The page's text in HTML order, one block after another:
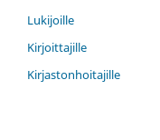
Lukijoille
Kirjoittajille
Kirjastonhoitajille